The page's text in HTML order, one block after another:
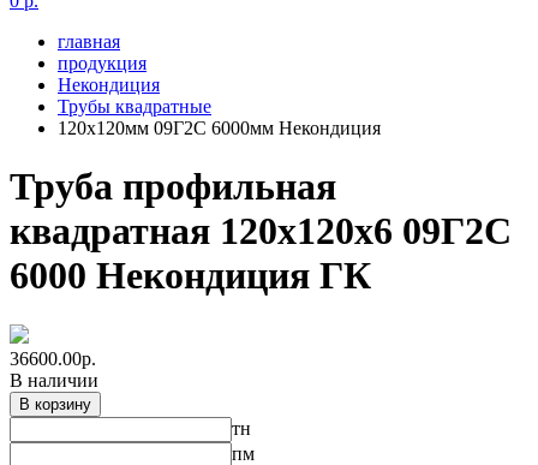
главная
продукция
Некондиция
Трубы квадратные
120х120мм 09Г2С 6000мм Некондиция
Труба профильная
квадратная 120х120х6 09Г2С
6000 Некондиция ГК
36600.00р.
В наличии
В корзину
тн
пм